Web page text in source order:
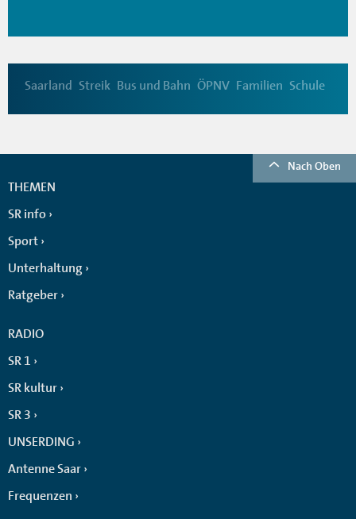
Saarland Streik Bus und Bahn ÖPNV Familien Schule
Nach Oben
THEMEN
SR info
Sport
Unterhaltung
Ratgeber
RADIO
SR 1
SR kultur
SR 3
UNSERDING
Antenne Saar
Frequenzen